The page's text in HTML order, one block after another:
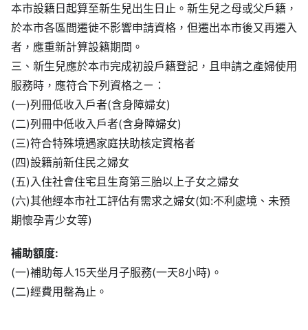
本市設籍日起算至新生兒出生日止。新生兒之母或父戶籍，
於本市各區間遷徙不影響申請資格，但遷出本市後又再遷入
者，應重新計算設籍期間。
三、新生兒應於本市完成初設戶籍登記，且申請之產婦使用
服務時，應符合下列資格之ㄧ：
(一)列冊低收入戶者(含身障婦女)
(二)列冊中低收入戶者(含身障婦女)
(三)符合特殊境遇家庭扶助核定資格者
(四)設籍前新住民之婦女
(五)入住社會住宅且生育第三胎以上子女之婦女
(六)其他經本市社工評估有需求之婦女(如:不利處境、未預
期懷孕青少女等)
補助額度:
(一)補助每人15天坐月子服務(一天8小時)。
(二)經費用罄為止。